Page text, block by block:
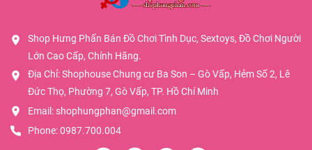
Shop Hưng Phấn Bán Đồ Chơi Tình Dục, Sextoys, Đồ Chơi Người
Lớn Cao Cấp, Chính Hãng.
Địa Chỉ: Shophouse Chung cư Ba Son – Gò Vấp, Hẻm Số 2, Lê
Đức Thọ, Phường 7, Gò Vấp, TP. Hồ Chí Minh
Email: shophungphan@gmail.com
Phone:0987.700.004